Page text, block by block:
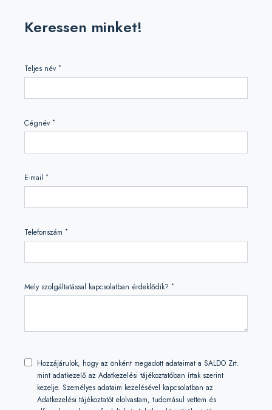
Keressen minket!
Teljes név *
Cégnév *
E-mail *
Telefonszám *
Mely szolgáltatással kapcsolatban érdeklődik? *
Hozzájárulok, hogy az önként megadott adataimat a SALDO Zrt.
mint adatkezelő az Adatkezelési tájékoztatóban írtak szerint
kezelje. Személyes adataim kezelésével kapcsolatban az
Adatkezelési tájékoztatót elolvastam, tudomásul vettem és